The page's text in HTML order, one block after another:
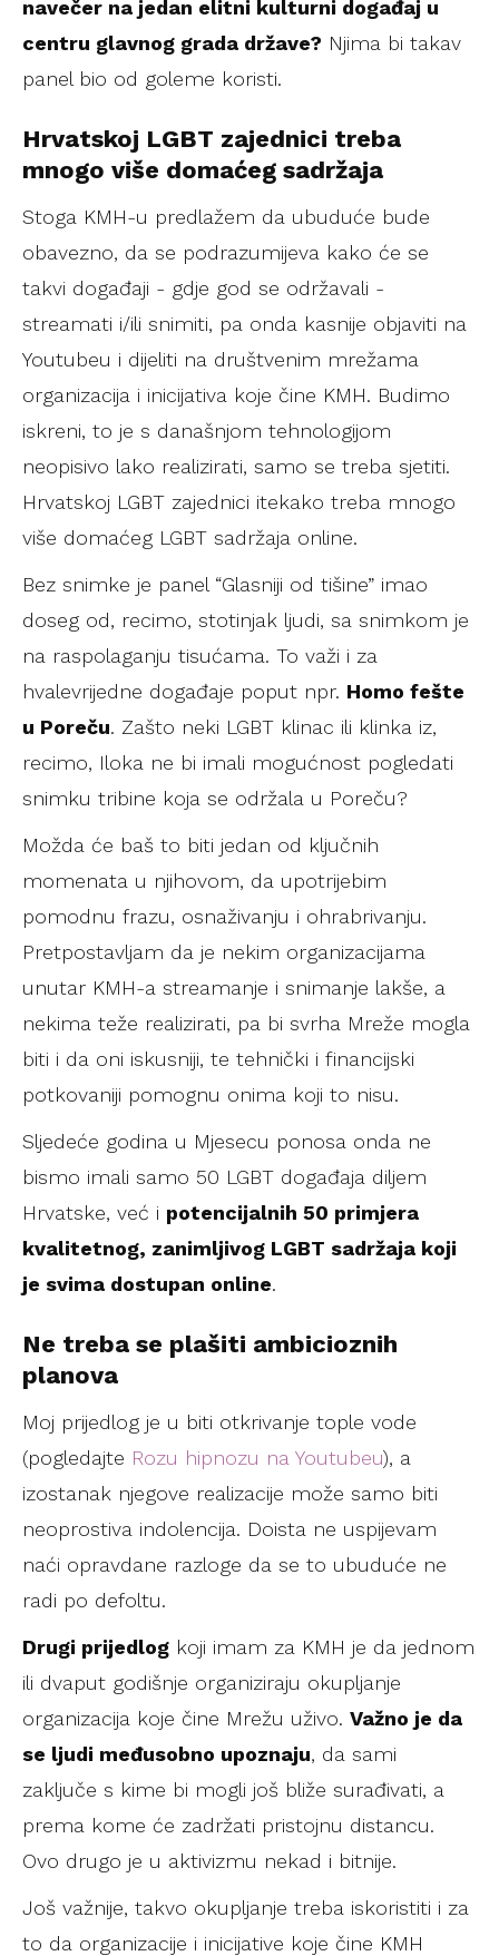
navečer na jedan elitni kulturni događaj u
centru glavnog grada države? Njima bi takav
panel bio od goleme koristi.
Hrvatskoj LGBT zajednici treba
mnogo više domaćeg sadržaja
Stoga KMH-u predlažem da ubuduće bude
obavezno, da se podrazumijeva kako će se
takvi događaji - gdje god se održavali -
streamati i/ili snimiti, pa onda kasnije objaviti na
Youtubeu i dijeliti na društvenim mrežama
organizacija i inicijativa koje čine KMH. Budimo
iskreni, to je s današnjom tehnologijom
neopisivo lako realizirati, samo se treba sjetiti.
Hrvatskoj LGBT zajednici itekako treba mnogo
više domaćeg LGBT sadržaja online.
Bez snimke je panel “Glasniji od tišine” imao
doseg od, recimo, stotinjak ljudi, sa snimkom je
na raspolaganju tisućama. To važi i za
hvalevrijedne događaje poput npr. Homo fešte
u Poreču. Zašto neki LGBT klinac ili klinka iz,
recimo, Iloka ne bi imali mogućnost pogledati
snimku tribine koja se održala u Poreču?
Možda će baš to biti jedan od ključnih
momenata u njihovom, da upotrijebim
pomodnu frazu, osnaživanju i ohrabrivanju.
Pretpostavljam da je nekim organizacijama
unutar KMH-a streamanje i snimanje lakše, a
nekima teže realizirati, pa bi svrha Mreže mogla
biti i da oni iskusniji, te tehnički i financijski
potkovaniji pomognu onima koji to nisu.
Sljedeće godina u Mjesecu ponosa onda ne
bismo imali samo 50 LGBT događaja diljem
Hrvatske, već i potencijalnih 50 primjera
kvalitetnog, zanimljivog LGBT sadržaja koji
je svima dostupan online.
Ne treba se plašiti ambicioznih
planova
Moj prijedlog je u biti otkrivanje tople vode
(pogledajte Rozu hipnozu na Youtubeu), a
izostanak njegove realizacije može samo biti
neoprostiva indolencija. Doista ne uspijevam
naći opravdane razloge da se to ubuduće ne
radi po defoltu.
Drugi prijedlog koji imam za KMH je da jednom
ili dvaput godišnje organiziraju okupljanje
organizacija koje čine Mrežu uživo. Važno je da
se ljudi međusobno upoznaju, da sami
zaključe s kime bi mogli još bliže surađivati, a
prema kome će zadržati pristojnu distancu.
Ovo drugo je u aktivizmu nekad i bitnije.
Još važnije, takvo okupljanje treba iskoristiti i za
to da organizacije i inicijative koje čine KMH